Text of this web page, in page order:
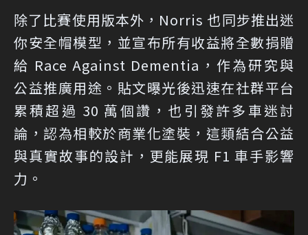
除了比賽使用版本外，Norris 也同步推出迷
你安全帽模型，並宣布所有收益將全數捐贈
給 Race Against Dementia，作為研究與
公益推廣用途。貼文曝光後迅速在社群平台
累積超過 30 萬個讚，也引發許多車迷討
論，認為相較於商業化塗裝，這類結合公益
與真實故事的設計，更能展現 F1 車手影響
力。